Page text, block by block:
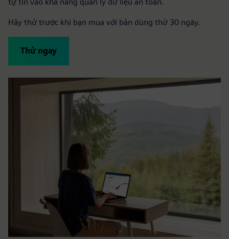
Hãy thử trước khi bạn mua với bản dùng thử 30 ngày.
Thử ngay